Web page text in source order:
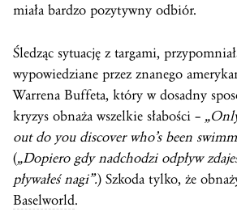
miała bardzo pozytywny odbiór.
Śledząc sytuację z targami,
wypowiedziane przez znanego
Warrena Buffeta, który w dosadny
kryzys obnaża wszelkie słabości –
out do you discover who’s been
(„Dopiero gdy nadchodzi odpływ
pływałeś nagi”.) Szkoda tylko, że
Baselworld.